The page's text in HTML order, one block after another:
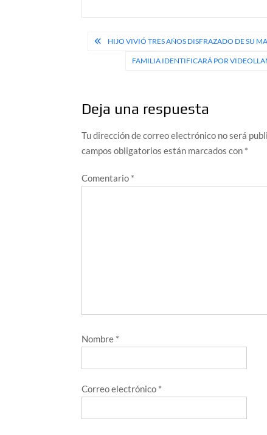
Navegación
HIJO VIVIÓ TRES AÑOS DISFRAZADO DE SU
FAMILIA IDENTIFICARÁ POR
Deja una respuesta
Tu dirección de correo electrónico no será
campos obligatorios están marcados con *
Comentario *
Nombre *
Correo electrónico *